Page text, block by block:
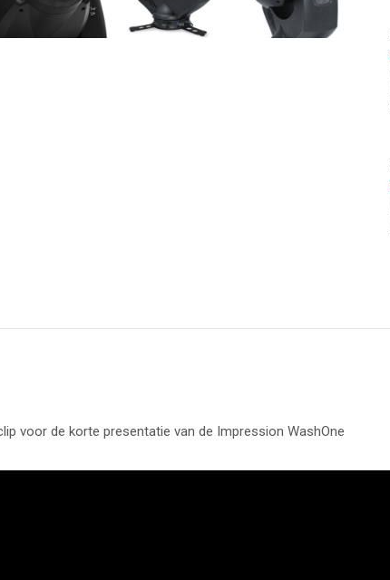
voor de korte presentatie van de Impression WashOne